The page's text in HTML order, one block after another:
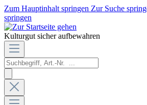
Zum Hauptinhalt springen Zur Suche
springen
Kulturgut sicher aufbewahren